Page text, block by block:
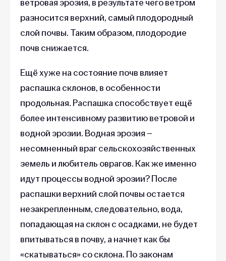
ветровая эрозия, в результате чего ветром
разносится верхний, самый плодородный
слой почвы. Таким образом, плодородие
почв снижается.
Ещё хуже на состояние почв влияет
распашка склонов, в особенности
продольная. Распашка способствует ещё
более интенсивному развитию ветровой и
водной эрозии. Водная эрозия –
несомненный враг сельскохозяйственных
земель и любитель оврагов. Как же именно
идут процессы водной эрозии? После
распашки верхний слой почвы остается
незакрепленным, следовательно, вода,
попадающая на склон с осадками, не будет
впитываться в почву, а начнет как бы
«скатываться» со склона. По законам